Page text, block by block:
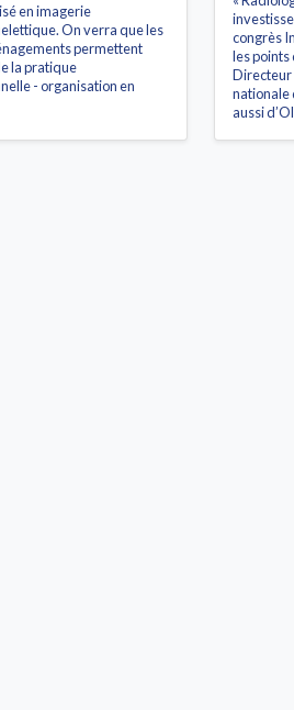
en imagerie
On verra que les
permettent
la pratique
- organisation en
congrès
les points
Directeur
nationale
aussi